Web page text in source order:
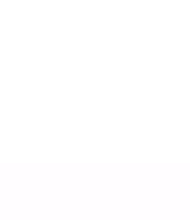
som si rezervoval
Večer som sa
termoprádlo, rukavice
bodu, pokračoval